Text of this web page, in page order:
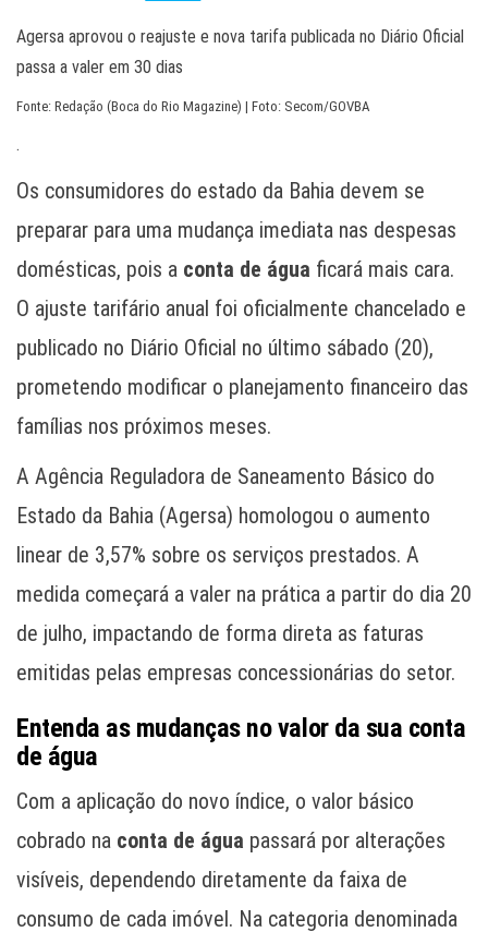
Agersa aprovou o reajuste e nova tarifa publicada no Diário Oficial
passa a valer em 30 dias
Fonte: Redação (Boca do Rio Magazine) | Foto: Secom/GOVBA
.
Os consumidores do estado da Bahia devem se
preparar para uma mudança imediata nas despesas
domésticas, pois a conta de água ficará mais cara.
O ajuste tarifário anual foi oficialmente chancelado e
publicado no Diário Oficial no último sábado (20),
prometendo modificar o planejamento financeiro das
famílias nos próximos meses.
A Agência Reguladora de Saneamento Básico do
Estado da Bahia (Agersa) homologou o aumento
linear de 3,57% sobre os serviços prestados. A
medida começará a valer na prática a partir do dia 20
de julho, impactando de forma direta as faturas
emitidas pelas empresas concessionárias do setor.
Entenda as mudanças no valor da sua conta
de água
Com a aplicação do novo índice, o valor básico
cobrado na conta de água passará por alterações
visíveis, dependendo diretamente da faixa de
consumo de cada imóvel. Na categoria denominada